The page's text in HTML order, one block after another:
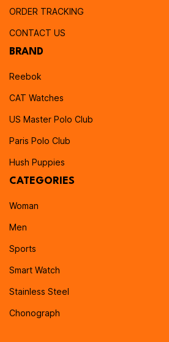
ORDER TRACKING
CONTACT US
BRAND
Reebok
CAT Watches
US Master Polo Club
Paris Polo Club
Hush Puppies
CATEGORIES
Woman
Men
Sports
Smart Watch
Stainless Steel
Chonograph